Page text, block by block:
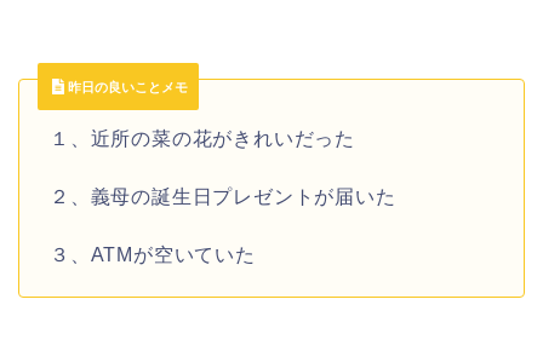
昨日の良いことメモ
１、近所の菜の花がきれいだった
２、義母の誕生日プレゼントが届いた
３、ATMが空いていた